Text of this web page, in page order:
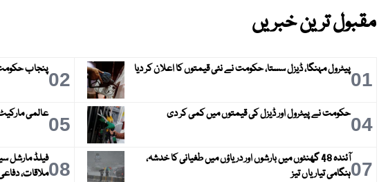
مقبول ترین خبریں
01پیٹرول مہنگا، ڈیزل سستا، حکومت نے نئی قیمتوں کا اعلان کر دیا 02پنجاب
04حکومت نے پیٹرول اور ڈیزل کی قیمتوں میں کمی کر دی 05عالمی
07
آئندہ 48 گھنٹوں میں بارشوں اور دریاؤں میں طغیانی کا خدشہ،
ہنگامی تیاریاں تیز
08فیلڈ مارشل
ملاقات،